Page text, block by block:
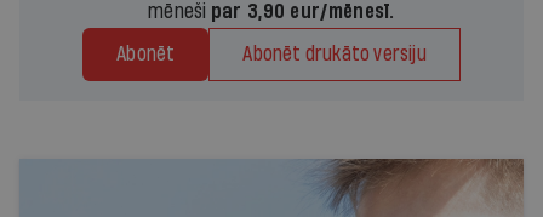
mēneši par 3,90 eur/mēnesī.
Abonēt Abonēt drukāto versiju